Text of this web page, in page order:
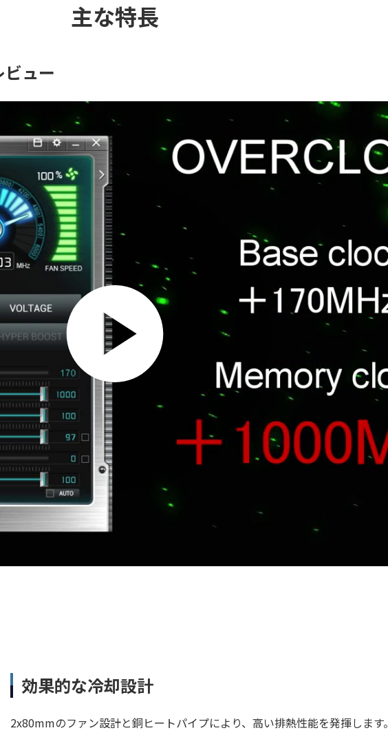
主な特長
ュー
効果的な冷却設計
2x80mmのファン設計と銅ヒートパイプにより、高い排熱性能を発揮します。